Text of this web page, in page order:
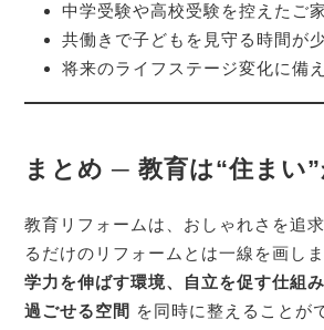
中学受験や高校受験を控えたご
共働きで子どもを見守る時間が
将来のライフステージ変化に備
まとめ ─ 教育は“住まい
教育リフォームは、おしゃれさを追
るだけのリフォームとは一線を画しま
学力を伸ばす環境、自立を促す仕組
過ごせる空間 を同時に整えることが